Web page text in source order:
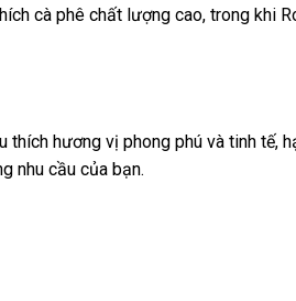
cà phê chất lượng cao, trong khi
hương vị phong phú và tinh tế,
nhu cầu của bạn.